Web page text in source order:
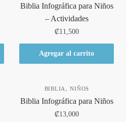
Biblia Infográfica para Niños
– Actividades
₡11,500
Agregar al carrito
BIBLIA ,NIÑOS
Biblia Infográfica para Niños
₡13,000